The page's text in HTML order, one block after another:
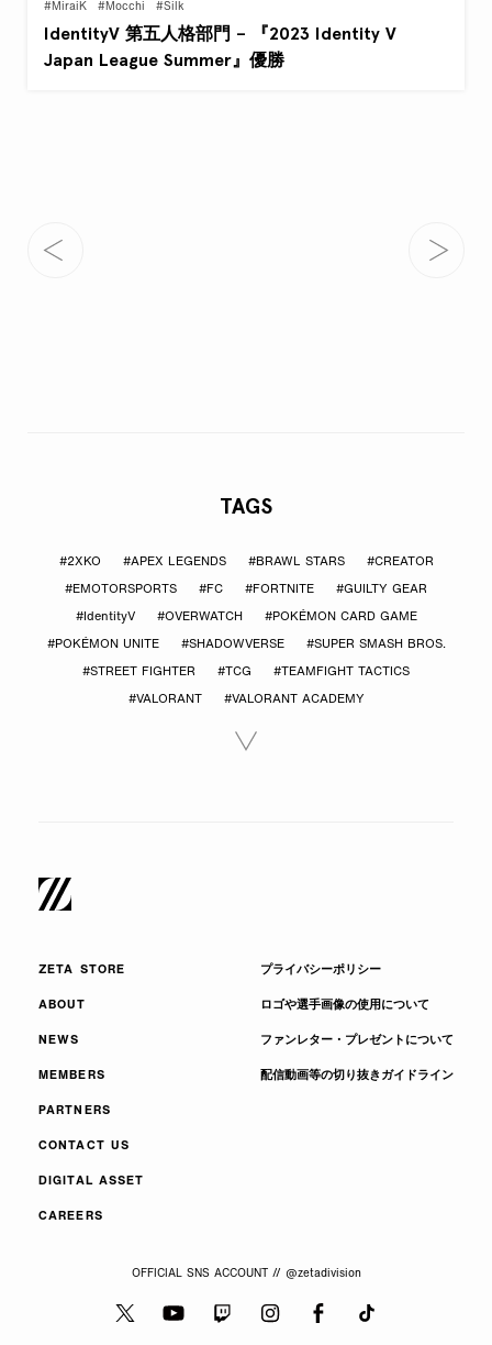
TAGS
#2XKO #APEX LEGENDS #BRAWL STARS #CREATOR
#EMOTORSPORTS #FC #FORTNITE #GUILTY GEAR
#IdentityV #OVERWATCH #POKÉMON CARD GAME
#POKÉMON UNITE #SHADOWVERSE #SUPER SMASH BROS.
#STREET FIGHTER #TCG #TEAMFIGHT TACTICS
#VALORANT #VALORANT ACADEMY
#MiraiK
#Mocchi #Silk
IdentityV 第五人格部門 – 『2023 Identity V
Japan League Summer』優勝
ZETA STORE
ABOUT
NEWS
MEMBERS
PARTNERS
CONTACT US
DIGITAL ASSET
CAREERS
プライバシーポリシー
ロゴや選手画像の使用について
ファンレター・プレゼントについて
配信動画等の切り抜きガイドライン
OFFICIAL SNS ACCOUNT // @zetadivision